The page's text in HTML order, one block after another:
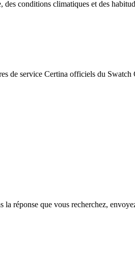
conditions climatiques et des
de service Certina officiels du
réponse que vous recherchez,